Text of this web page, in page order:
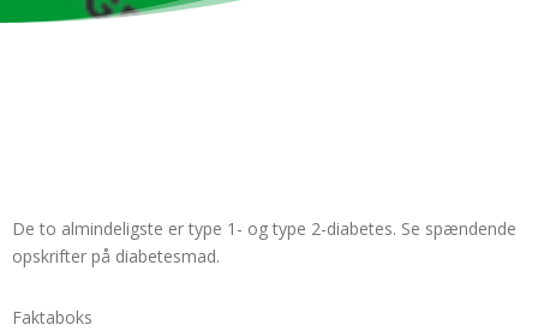
De to almindeligste er type 1- og type 2-diabetes. Se spændende
opskrifter på diabetesmad.
Faktaboks